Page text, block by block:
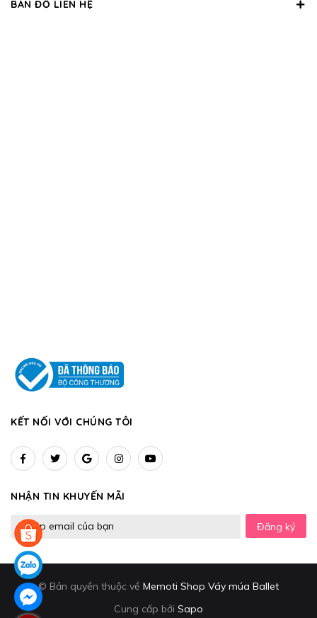
BẢN ĐỒ LIÊN HỆ
KẾT NỐI VỚI CHÚNG TÔI
NHẬN TIN KHUYẾN MÃI
Đăng ký
© Bản quyền thuộc về Memoti Shop Váy múa Ballet
Cung cấp bởi Sapo